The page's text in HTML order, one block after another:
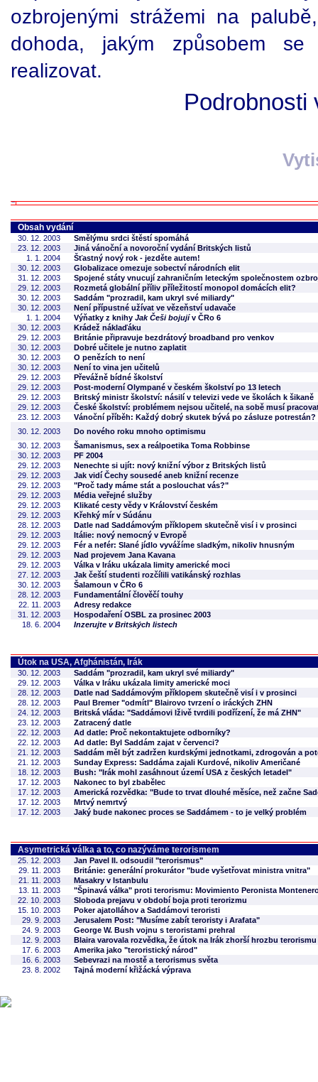
ozbrojenými strážemi na
dohoda, jakým způsobem
realizovat.
Obsah vydání
30. 12. 2003
Smělýmu srdci štěstí spomáhá
23. 12. 2003
Jiná vánoční a novoroční vydání Britských listů
1. 1. 2004
Šťastný nový rok - jezděte autem!
30. 12. 2003
Globalizace omezuje sobectví národních elit
31. 12. 2003
Spojené státy vnucují zahraničním leteckým společnostem
29. 12. 2003
Rozmetá globální příliv příležitostí monopol domácích elit?
30. 12. 2003
Saddám "prozradil, kam ukryl své miliardy"
30. 12. 2003
Není přípustné užívat ve vězeňství udavače
1. 1. 2004
Výňatky z knihy Jak Češi bojujív ČRo 6
30. 12. 2003
Krádež náklaďáku
29. 12. 2003
Británie připravuje bezdrátový broadband pro venkov
30. 12. 2003
Dobré učitele je nutno zaplatit
30. 12. 2003
O penězích to není
30. 12. 2003
Není to vina jen učitelů
29. 12. 2003
Převážně bídné školství
29. 12. 2003
Post-moderní Olympané v českém školství po 13 letech
29. 12. 2003
Britský ministr školství: násilí v televizi vede ve školách k šikaně
29. 12. 2003
České školství: problémem nejsou učitelé, na sobě musí
23. 12. 2003
Vánoční příběh: Každý dobrý skutek bývá po zásluze potrestán?
30. 12. 2003
Do nového roku mnoho optimismu
30. 12. 2003
Šamanismus, sex a reálpoetika Toma Robbinse
30. 12. 2003
PF 2004
29. 12. 2003
Nenechte si ujít: nový knižní výbor z Britských listů
29. 12. 2003
Jak vidí Čechy sousedé aneb knižní recenze
29. 12. 2003
"Proč tady máme stát a poslouchat vás?"
29. 12. 2003
Média veřejné služby
29. 12. 2003
Klikaté cesty vědy v Království českém
29. 12. 2003
Křehký mír v Súdánu
28. 12. 2003
Datle nad Saddámovým příklopem skutečně visí i v prosinci
29. 12. 2003
Itálie: nový nemocný v Evropě
29. 12. 2003
Fér a nefér: Slané jídlo vyvážíme sladkým, nikoliv hnusným
29. 12. 2003
Nad projevem Jana Kavana
29. 12. 2003
Válka v Iráku ukázala limity americké moci
27. 12. 2003
Jak čeští studenti rozčílili vatikánský rozhlas
30. 12. 2003
Šalamoun v ČRo 6
28. 12. 2003
Fundamentální člověčí touhy
22. 11. 2003
Adresy redakce
31. 12. 2003
Hospodaření OSBL za prosinec 2003
18. 6. 2004
Inzerujte v Britských listech
Útok na USA, Afghánistán, Irák
30. 12. 2003
Saddám "prozradil, kam ukryl své miliardy"
29. 12. 2003
Válka v Iráku ukázala limity americké moci
28. 12. 2003
Datle nad Saddámovým příklopem skutečně visí i v prosinci
28. 12. 2003
Paul Bremer "odmítl" Blairovo tvrzení o iráckých ZHN
24. 12. 2003
Britská vláda: "Saddámovi lživě tvrdili podřízení, že má ZHN"
23. 12. 2003
Zatracený datle
22. 12. 2003
Ad datle: Proč nekontaktujete odborníky?
22. 12. 2003
Ad datle: Byl Saddám zajat v červenci?
21. 12. 2003
Saddám měl být zadržen kurdskými jednotkami, zdrogován a
21. 12. 2003
Sunday Express: Saddáma zajali Kurdové, nikoliv Američané
18. 12. 2003
Bush: "Irák mohl zasáhnout území USA z českých letadel"
17. 12. 2003
Nakonec to byl zbabělec
17. 12. 2003
Americká rozvědka: "Bude to trvat dlouhé měsíce, než začne
17. 12. 2003
Mrtvý nemrtvý
17. 12. 2003
Jaký bude nakonec proces se Saddámem - to je velký problém
Asymetrická válka a to, co nazýváme terorismem
25. 12. 2003
Jan Pavel II. odsoudil "terorismus"
29. 11. 2003
Británie: generální prokurátor "bude vyšetřovat ministra vnitra"
21. 11. 2003
Masakry v Istanbulu
13. 11. 2003
"Špinavá válka" proti terorismu: Movimiento Peronista
22. 10. 2003
Sloboda prejavu v období boja proti terorizmu
15. 10. 2003
Poker ajatolláhov a Saddámovi teroristi
29. 9. 2003
Jerusalem Post: "Musíme zabít teroristy i Arafata"
24. 9. 2003
George W. Bush vojnu s teroristami prehral
12. 9. 2003
Blaira varovala rozvědka, že útok na Irák zhorší hrozbu terorismu
17. 6. 2003
Amerika jako "teroristický národ"
16. 6. 2003
Sebevrazi na mostě a terorismus světa
23. 8. 2002
Tajná moderní křižácká výprava